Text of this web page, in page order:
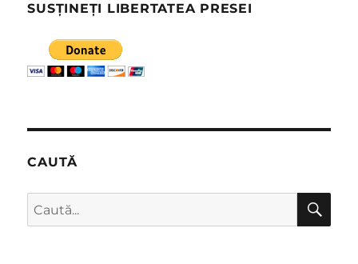
SUSȚINEȚI LIBERTATEA PRESEI
CAUTĂ
Caută
după: